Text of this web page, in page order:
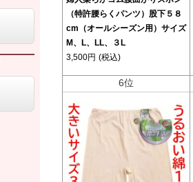
（特許腰らくパンツ）股下５８
cm（オールシーズン用）サイズ
M、L、LL、３L
3,500円 (税込)
6位